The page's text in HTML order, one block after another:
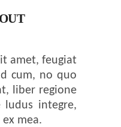
amet, feugiat
cum, no quo
liber regione
ludus integre,
mea.